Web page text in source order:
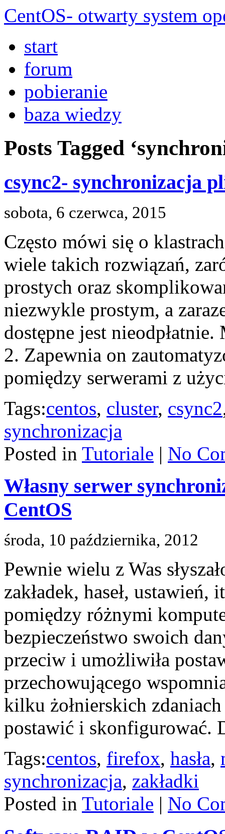
CentOS- otwarty system
start
forum
pobieranie
baza wiedzy
Posts Tagged
csync2- synchronizacja
sobota, 6 czerwca, 2015
Często mówi się o
wiele takich rozwiązań,
prostych oraz
niezwykle prostym, a
dostępne jest
2. Zapewnia on
pomiędzy serwerami z
Tags:centos, cluster, csync2
synchronizacja
Posted in Tutoriale | No
Własny serwer
CentOS
środa, 10 października, 2012
Pewnie wielu z Was
zakładek, haseł,
pomiędzy różnymi
bezpieczeństwo swoich
przeciw i umożliwiła
przechowującego
kilku żołnierskich
postawić i skonfigurować.
Tags:centos, firefox, hasła,
synchronizacja, zakładki
Posted in Tutoriale | No